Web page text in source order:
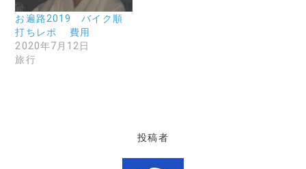
お遍路2019 バイク順
打ちレポ 費用
2020年7月12日
旅行
投稿者